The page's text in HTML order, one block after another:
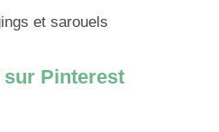
Pinterest